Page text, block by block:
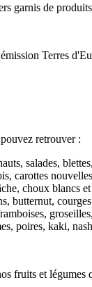
garnis de
Terres
retrouver :
salades,
carottes
choux blancs
butternut,
poires, kaki,
fruits et légumes